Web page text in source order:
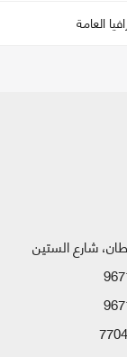
العامة
شارع الستين